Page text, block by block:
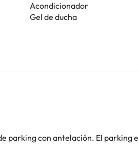
Acondicionador
Gel de ducha
parking con antelación. El parking